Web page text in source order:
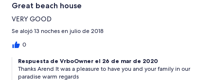
Great beach house
VERY GOOD
Se alojó 13 noches en julio de 2018
0
Respuesta de VrboOwner el 26 de mar de 2020
Thanks Arend It was a pleasure to have you and your family in our
paradise warm regards